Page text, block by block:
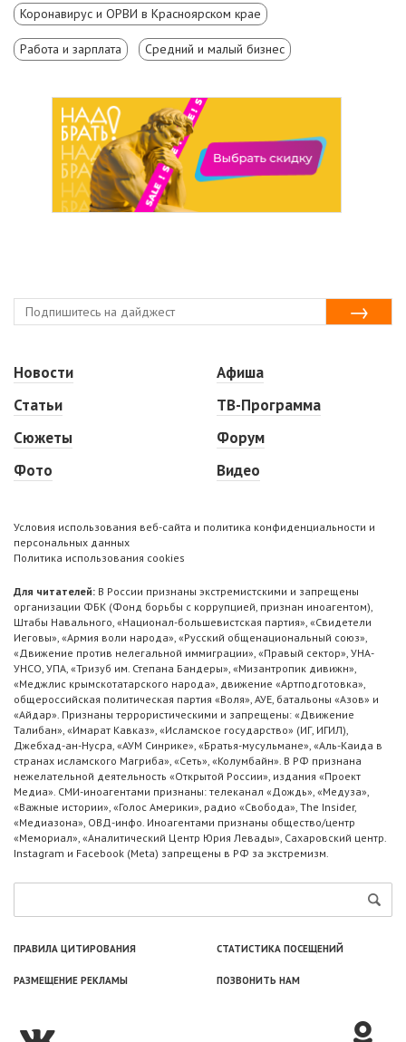
Коронавирус и ОРВИ в Красноярском крае
Работа и зарплата Средний и малый бизнес
Новости
Статьи
Сюжеты
Фото
Афиша
ТВ-Программа
Форум
Видео
Условия использования веб-сайта и политика конфиденциальности и
персональных данных
Политика использования cookies
Для читателей: В России признаны экстремистскими и запрещены
организации ФБК (Фонд борьбы с коррупцией, признан иноагентом),
Штабы Навального, «Национал-большевистская партия», «Свидетели
Иеговы», «Армия воли народа», «Русский общенациональный союз»,
«Движение против нелегальной иммиграции», «Правый сектор», УНА-
УНСО, УПА, «Тризуб им. Степана Бандеры», «Мизантропик дивижн»,
«Меджлис крымскотатарского народа», движение «Артподготовка»,
общероссийская политическая партия «Воля», АУЕ, батальоны «Азов» и
«Айдар». Признаны террористическими и запрещены: «Движение
Талибан», «Имарат Кавказ», «Исламское государство» (ИГ, ИГИЛ),
Джебхад-ан-Нусра, «АУМ Синрике», «Братья-мусульмане», «Аль-Каида в
странах исламского Магриба», «Сеть», «Колумбайн». В РФ признана
нежелательной деятельность «Открытой России», издания «Проект
Медиа». СМИ-иноагентами признаны: телеканал «Дождь», «Медуза»,
«Важные истории», «Голос Америки», радио «Свобода», The Insider,
«Медиазона», ОВД-инфо. Иноагентами признаны общество/центр
«Мемориал», «Аналитический Центр Юрия Левады», Сахаровский центр.
Instagram и Facebook (Metа) запрещены в РФ за экстремизм.
ПРАВИЛА ЦИТИРОВАНИЯ СТАТИСТИКА ПОСЕЩЕНИЙ
РАЗМЕЩЕНИЕ РЕКЛАМЫ ПОЗВОНИТЬ НАМ